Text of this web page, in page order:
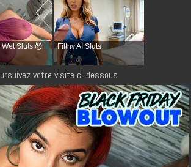
Sluts 😈 Filthy AI Sluts
votre visite ci-dessous